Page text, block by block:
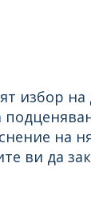
избор на
на
ви да